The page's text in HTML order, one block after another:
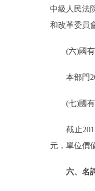
中級人民法
和改革委員
(六)國有
本部門
(七)國有
截止2018
元，單位價
六、名